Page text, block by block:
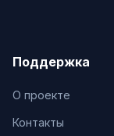
Поддержка
О проекте
Контакты